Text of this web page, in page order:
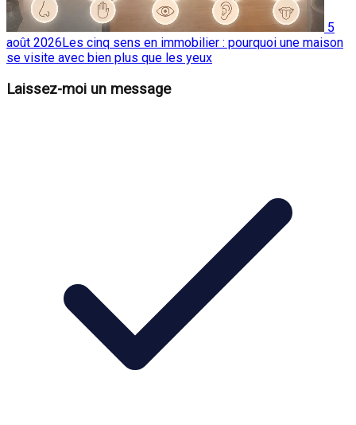
5
août 2026Les cinq sens en immobilier : pourquoi une maison
se visite avec bien plus que les yeux
Laissez-moi un message